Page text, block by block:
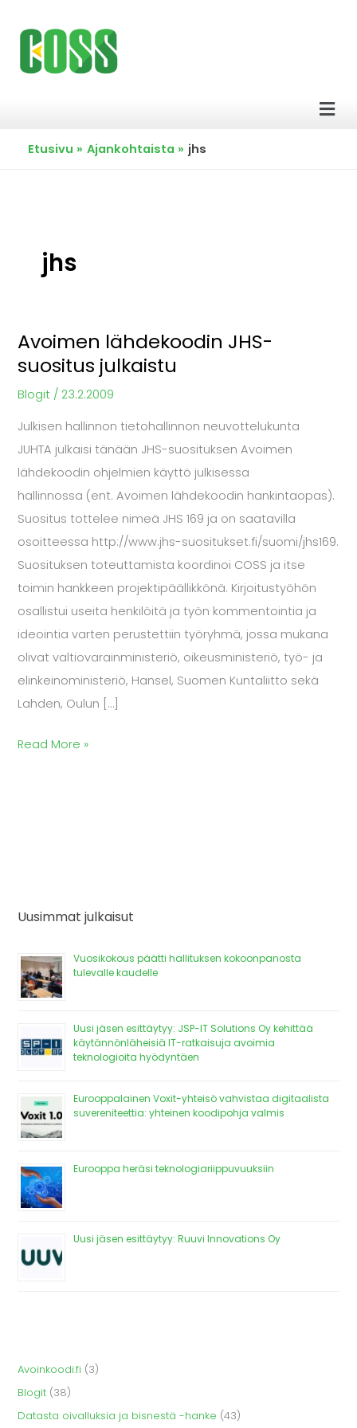
sisältöön
Etusivu Ajankohtaista jhs
jhs
Avoimen lähdekoodin JHS-
suositus julkaistu
Blogit / 23.2.2009
Julkisen hallinnon tietohallinnon neuvottelukunta
JUHTA julkaisi tänään JHS-suosituksen Avoimen
lähdekoodin ohjelmien käyttö julkisessa
hallinnossa (ent. Avoimen lähdekoodin hankintaopas).
Suositus tottelee nimeä JHS 169 ja on saatavilla
osoitteessa http://www.jhs-suositukset.fi/suomi/jhs169.
Suosituksen toteuttamista koordinoi COSS ja itse
toimin hankkeen projektipäällikkönä. Kirjoitustyöhön
osallistui useita henkilöitä ja työn kommentointia ja
ideointia varten perustettiin työryhmä, jossa mukana
olivat valtiovarainministeriö, oikeusministeriö, työ- ja
elinkeinoministeriö, Hansel, Suomen Kuntaliitto sekä
Lahden, Oulun […]
Avoimen
lähdekoodin
JHS-
julkaistu
Read More »
Uusimmat julkaisut
Vuosikokous päätti hallituksen kokoonpanosta
tulevalle kaudelle
Uusi jäsen esittäytyy: JSP-IT Solutions Oy kehittää
käytännönläheisiä IT-ratkaisuja avoimia
teknologioita hyödyntäen
Eurooppalainen Voxit-yhteisö vahvistaa digitaalista
suvereniteettia: yhteinen koodipohja valmis
Eurooppa heräsi teknologiariippuvuuksiin
Uusi jäsen esittäytyy: Ruuvi Innovations Oy
Avoinkoodi.fi (3)
Blogit (38)
Datasta oivalluksia ja bisnestä -hanke (43)